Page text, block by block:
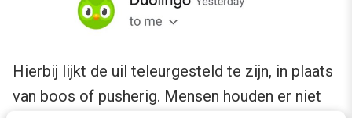
Hierbij lijkt de uil teleurgesteld te zijn, in plaats
van boos of pusherig. Mensen houden er niet